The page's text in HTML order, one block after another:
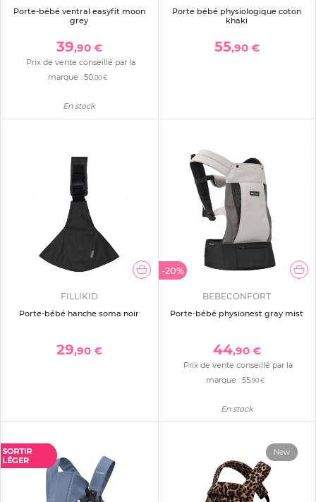
Porte-bébé ventral easyfit moon
grey
39,90 €
Prix de vente conseillé par la
marque : 50,00 €
En stock
Porte bébé physiologique coton
khaki
55,90 €
FILLIKID
Porte-bébé hanche soma noir
29,90 €
-20%
BEBECONFORT
Porte-bébé physionest gray mist
44,90 €
Prix de vente conseillé par la
marque : 55,90 €
En stock
New